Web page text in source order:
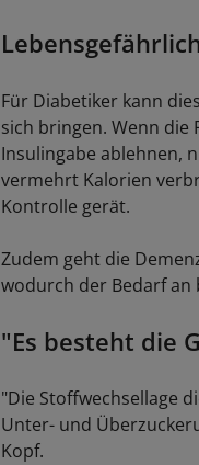
Für Diabetiker kann
sich bringen. Wenn die
Insulingabe ablehnen,
vermehrt Kalorien
Kontrolle gerät.
Zudem geht die
wodurch der Bedarf an
"Es besteht die
"Die Stoffwechsellage
Unter- und
Kopf.